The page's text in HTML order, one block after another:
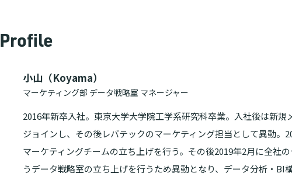
Profile
小山（Koyama）
マーケティング部 データ戦略室 マネージャー
2016年新卒入社。東京大学大学院工学系研究科卒業。入社後は新規
ジョインし、その後レバテックのマーケティング担当として異動。
マーケティングチームの立ち上げを行う。その後2019年2月に全社
うデータ戦略室の立ち上げを行うため異動となり、データ分析・BI